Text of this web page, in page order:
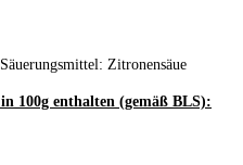
Zitronensäue
100g enthalten (gemäß BLS):